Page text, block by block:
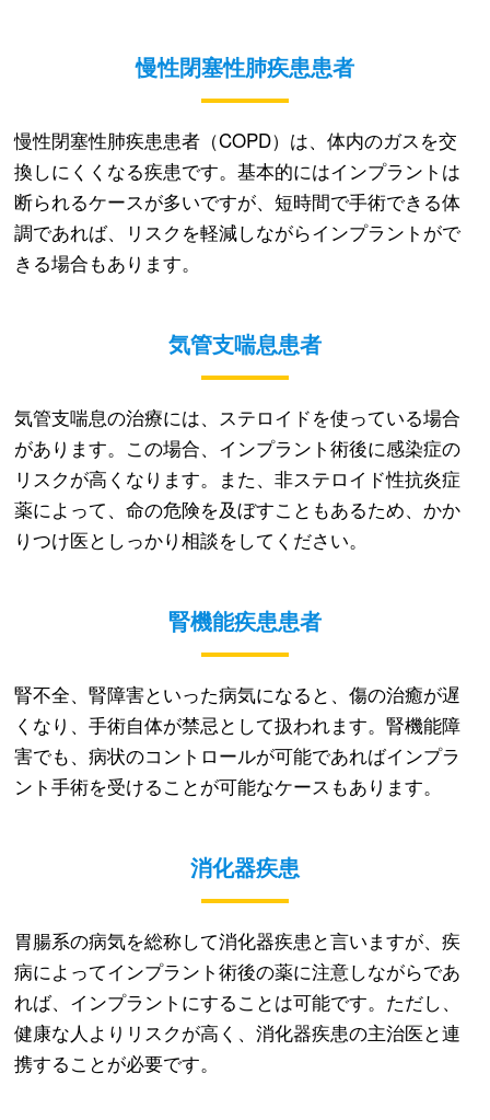
慢性閉塞性肺疾患患者
慢性閉塞性肺疾患患者（COPD）は、体内のガスを交
換しにくくなる疾患です。基本的にはインプラントは
断られるケースが多いですが、短時間で手術できる体
調であれば、リスクを軽減しながらインプラントがで
きる場合もあります。
気管支喘息患者
気管支喘息の治療には、ステロイドを使っている場合
があります。この場合、インプラント術後に感染症の
リスクが高くなります。また、非ステロイド性抗炎症
薬によって、命の危険を及ぼすこともあるため、かか
りつけ医としっかり相談をしてください。
腎機能疾患患者
腎不全、腎障害といった病気になると、傷の治癒が遅
くなり、手術自体が禁忌として扱われます。腎機能障
害でも、病状のコントロールが可能であればインプラ
ント手術を受けることが可能なケースもあります。
消化器疾患
胃腸系の病気を総称して消化器疾患と言いますが、疾
病によってインプラント術後の薬に注意しながらであ
れば、インプラントにすることは可能です。ただし、
健康な人よりリスクが高く、消化器疾患の主治医と連
携することが必要です。